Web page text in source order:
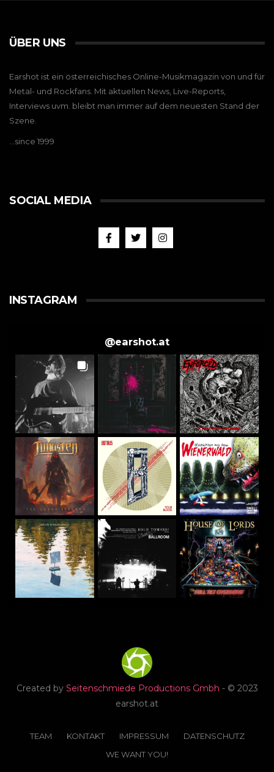
ÜBER UNS
Earshot ist ein österreichisches Online-Musikmagazin von und für
Metal- und Rockfans. Mit aktuellen News, Live-Reports,
Interviews uvm. bleibt man immer auf dem neuesten Stand der
Szene.
…since 1999
SOCIAL MEDIA
INSTAGRAM
@earshot.at
Created by Seitenschmiede Productions Gmbh - © 2023
earshot.at
TEAM KONTAKT IMPRESSUM
DATENSCHUTZ
WE WANT YOU!